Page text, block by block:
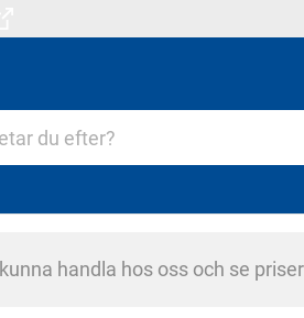
handla hos oss och se